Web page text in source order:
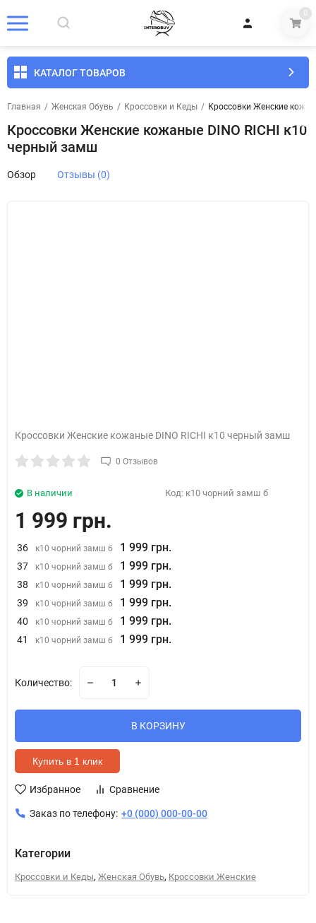
0
КАТАЛОГ ТОВАРОВ
Главная / Женская Обувь / Кроссовки и Кеды / Кроссовки Женские
Кроссовки Женские кожаные DINO RICHI к10
черный замш
Обзор Отзывы (0)
Кроссовки Женские кожаные DINO RICHI к10 черный замш
0 Отзывов
В наличии Код: к10 чорний замш б
1 999 грн.
36 к10 чорний замш б 1 999 грн.
37 к10 чорний замш б 1 999 грн.
38 к10 чорний замш б 1 999 грн.
39 к10 чорний замш б 1 999 грн.
40 к10 чорний замш б 1 999 грн.
41 к10 чорний замш б 1 999 грн.
Количество:
В КОРЗИНУ
Купить в 1 клик
Избранное Сравнение
Заказ по телефону: +0 (000) 000-00-00
Категории
Кроссовки и Кеды, Женская Обувь, Кроссовки Женские